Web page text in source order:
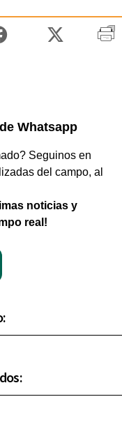
Whatsapp
Seguinos en
del campo, al
noticias y
real!